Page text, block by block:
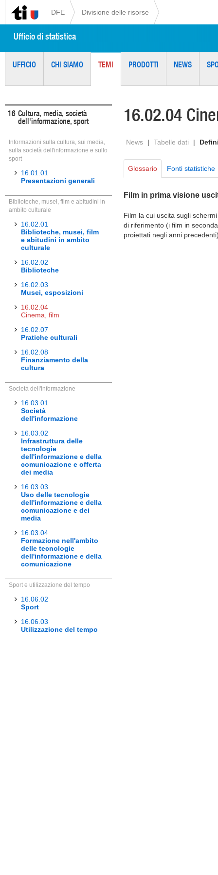
DFE Divisione delle risorse
Ufficio di statistica
UFFICIO CHI SIAMO TEMI PRODOTTI NEWS
16 Cultura, media, società
dell'informazione, sport
Informazioni sulla cultura, sui media,
sulla società dell'informazione e sullo
sport
16.01.01
Presentazioni generali
Biblioteche, musei, film e abitudini in
ambito culturale
16.02.01
Biblioteche, musei, film
e abitudini in ambito
culturale
16.02.02
Biblioteche
16.02.03
Musei, esposizioni
16.02.04
Cinema, film
16.02.07
Pratiche culturali
16.02.08
Finanziamento della
cultura
Società dell'informazione
16.03.01
Società
dell'informazione
16.03.02
Infrastruttura delle
tecnologie
dell'informazione e della
comunicazione e offerta
dei media
16.03.03
Uso delle tecnologie
dell'informazione e della
comunicazione e dei
media
16.03.04
Formazione nell'ambito
delle tecnologie
dell'informazione e della
comunicazione
Sport e utilizzazione del tempo
16.06.02
Sport
16.06.03
Utilizzazione del tempo
16.02.04
News | Tabelle dati |
Glossario Fonti statistiche
Film in prima visione
Film la cui uscita sugli
di riferimento (i film in
proiettati negli anni